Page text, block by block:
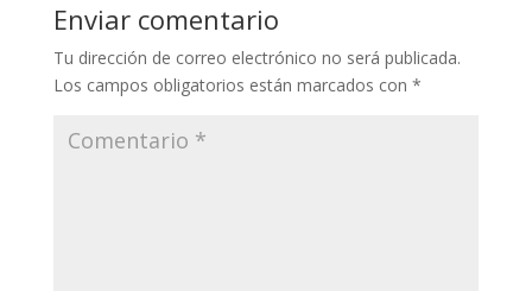
Enviar comentario
Tu dirección de correo electrónico no será publicada.
Los campos obligatorios están marcados con *